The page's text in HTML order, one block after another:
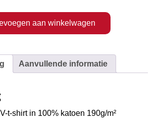
aan winkelwagen
Aanvullende informatie
t-shirt in 100% katoen 190g/m²